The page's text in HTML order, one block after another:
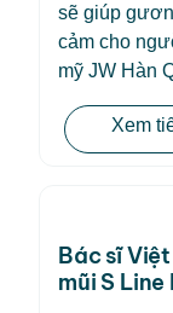
sẽ giúp
cảm cho
mỹ JW Hàn
Xem
Bác sĩ
mũi S